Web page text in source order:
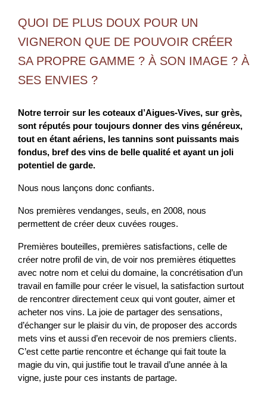
QUOI DE PLUS DOUX POUR UN
VIGNERON QUE DE POUVOIR CRÉER
SA PROPRE GAMME ? À SON IMAGE ? À
SES ENVIES ?
Notre terroir sur les coteaux d’Aigues-Vives, sur grès,
sont réputés pour toujours donner des vins généreux,
tout en étant aériens, les tannins sont puissants mais
fondus, bref des vins de belle qualité et ayant un joli
potentiel de garde.
Nous nous lançons donc confiants.
Nos premières vendanges, seuls, en 2008, nous
permettent de créer deux cuvées rouges.
Premières bouteilles, premières satisfactions, celle de
créer notre profil de vin, de voir nos premières étiquettes
avec notre nom et celui du domaine, la concrétisation d’un
travail en famille pour créer le visuel, la satisfaction surtout
de rencontrer directement ceux qui vont gouter, aimer et
acheter nos vins. La joie de partager des sensations,
d’échanger sur le plaisir du vin, de proposer des accords
mets vins et aussi d’en recevoir de nos premiers clients.
C’est cette partie rencontre et échange qui fait toute la
magie du vin, qui justifie tout le travail d’une année à la
vigne, juste pour ces instants de partage.